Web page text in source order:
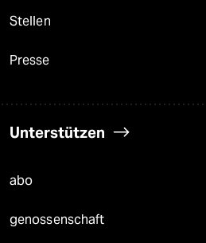
Stellen
Presse
Unterstützen
abo
genossenschaft